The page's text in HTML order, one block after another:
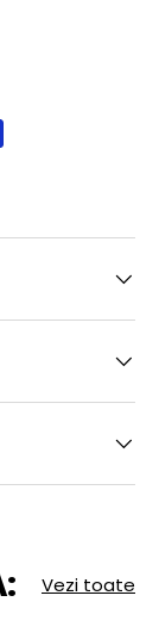
Vezi toate